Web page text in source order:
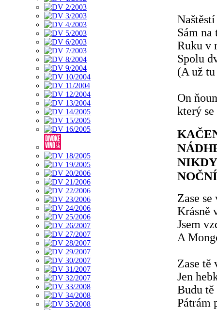
Sám na
Ruku v
Spolu
(A už
On
který
Zase
Krásně
Jsem
A
Zase tě
Jen
Budu tě
Pátrám